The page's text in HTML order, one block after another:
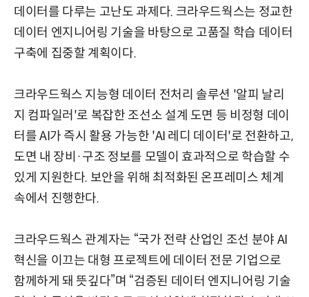
데이터를 다루는 고난도 과제다. 크라우드웍스는 정교한
데이터 엔지니어링 기술을 바탕으로 고품질 학습 데이터
구축에 집중할 계획이다.
크라우드웍스 지능형 데이터 전처리 솔루션 '알피 날리
지 컴파일러'로 복잡한 조선소 설계 도면 등 비정형 데이
터를 AI가 즉시 활용 가능한 'AI 레디 데이터'로 전환하고,
도면 내 장비·구조 정보를 모델이 효과적으로 학습할 수
있게 지원한다. 보안을 위해 최적화된 온프레미스 체계
속에서 진행한다.
크라우드웍스 관계자는 “국가 전략 산업인 조선 분야 AI
혁신을 이끄는 대형 프로젝트에 데이터 전문 기업으로
함께하게 돼 뜻깊다”며 “검증된 데이터 엔지니어링 기술